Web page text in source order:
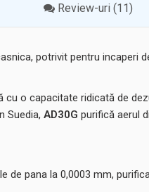
Review-uri (11)
potrivit pentru incaperi
o capacitate ridicată de
Suedia, AD30G purifică aerul
de pana la 0,0003 mm,